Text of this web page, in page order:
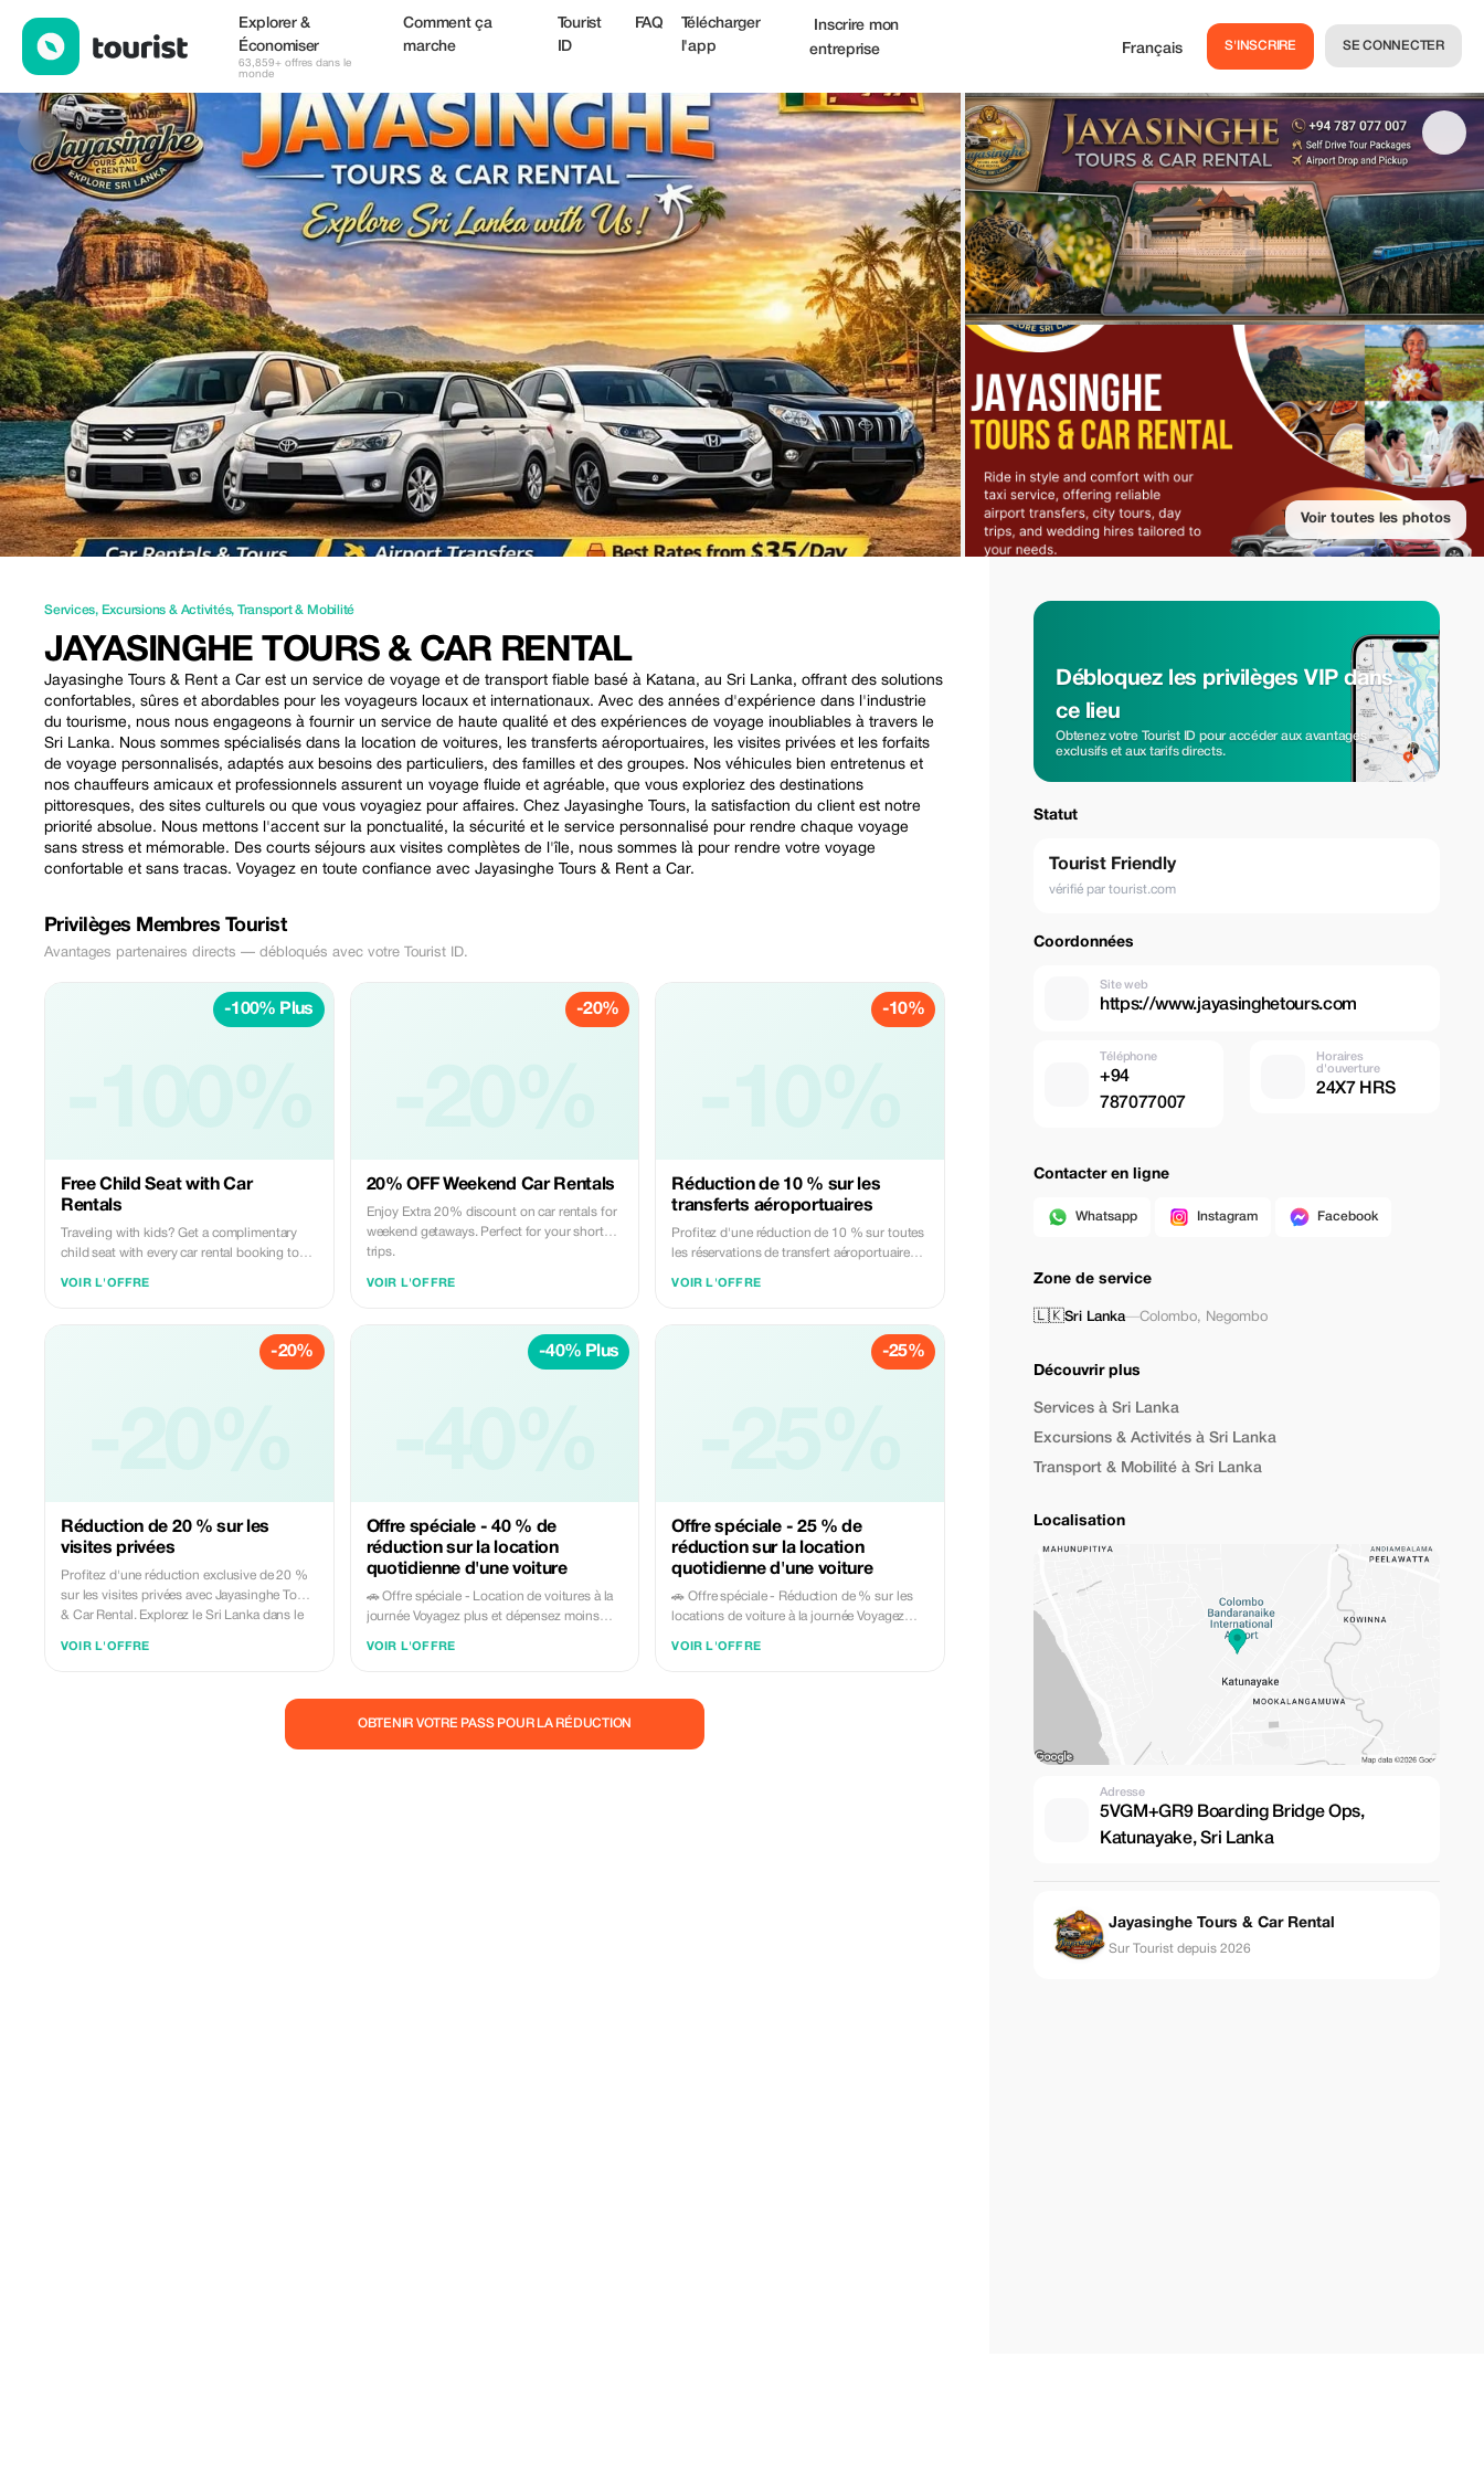
Jayasinghe Tours & Car Rental — Services | Up to 100% off | Tourist
Explorer &
Économiser
63,859+ offres dans le
monde
Comment ça
marche
Tourist
ID
FAQ
Télécharger
l'app
Inscrire mon
entreprise
Français S'INSCRIRE SE CONNECTER
Voir toutes les photos
Services, Excursions & Activités, Transport & Mobilité
JAYASINGHE TOURS & CAR RENTAL
Jayasinghe Tours & Rent a Car est un service de voyage et de transport fiable basé à Katana, au Sri Lanka, offrant des solutions
confortables, sûres et abordables pour les voyageurs locaux et internationaux. Avec des années d'expérience dans l'industrie
du tourisme, nous nous engageons à fournir un service de haute qualité et des expériences de voyage inoubliables à travers le
Sri Lanka. Nous sommes spécialisés dans la location de voitures, les transferts aéroportuaires, les visites privées et les forfaits
de voyage personnalisés, adaptés aux besoins des particuliers, des familles et des groupes. Nos véhicules bien entretenus et
nos chauffeurs amicaux et professionnels assurent un voyage fluide et agréable, que vous exploriez des destinations
pittoresques, des sites culturels ou que vous voyagiez pour affaires. Chez Jayasinghe Tours, la satisfaction du client est notre
priorité absolue. Nous mettons l'accent sur la ponctualité, la sécurité et le service personnalisé pour rendre chaque voyage
sans stress et mémorable. Des courts séjours aux visites complètes de l'île, nous sommes là pour rendre votre voyage
confortable et sans tracas. Voyagez en toute confiance avec Jayasinghe Tours & Rent a Car.
Privilèges Membres Tourist
Avantages partenaires directs — débloqués avec votre Tourist ID.
-100%
-100% Plus
Free Child Seat with Car
Rentals
Traveling with kids? Get a complimentary
child seat with every car rental booking to
VOIR L'OFFRE
-20%
20% OFF Weekend Car Rentals
Enjoy Extra 20% discount on car rentals for
weekend getaways. Perfect for your short
trips.
VOIR L'OFFRE
-10%
Réduction de 10 % sur les
transferts aéroportuaires
Profitez d'une réduction de 10 % sur toutes
les réservations de transfert aéroportuaire
VOIR L'OFFRE
-20%
Réduction de 20 % sur les
visites privées
Profitez d'une réduction exclusive de 20 %
sur les visites privées avec Jayasinghe Tours
& Car Rental. Explorez le Sri Lanka dans le
VOIR L'OFFRE
-40%
-40% Plus
Offre spéciale - 40 % de
réduction sur la location
quotidienne d'une voiture
🚗 Offre spéciale - Location de voitures à la
journée Voyagez plus et dépensez moins
excellent rapport qualité-prix. Choisissez
VOIR L'OFFRE
-25%
Offre spéciale - 25 % de
réduction sur la location
quotidienne d'une voiture
🚗 Offre spéciale - Réduction de % sur les
locations de voiture à la journée Voyagez
qualité-prix. Choisissez parmi une sélection
VOIR L'OFFRE
OBTENIR VOTRE PASS POUR LA RÉDUCTION
Débloquez les privilèges VIP dans
ce lieu
Obtenez votre Tourist ID pour accéder aux avantages
exclusifs et aux tarifs directs.
Statut
Tourist Friendly
vérifié par tourist.com
Coordonnées
Site web
https://www.jayasinghetours.com
Téléphone
+94
787077007
Horaires
d'ouverture
24X7 HRS
Contacter en ligne
Whatsapp Instagram Facebook
Zone de service
🇱🇰Sri Lanka—Colombo, Negombo
Découvrir plus
Services à Sri Lanka
Excursions & Activités à Sri Lanka
Transport & Mobilité à Sri Lanka
Localisation
Adresse
5VGM+GR9 Boarding Bridge Ops,
Katunayake, Sri Lanka
Jayasinghe Tours & Car Rental
Sur Tourist depuis 2026